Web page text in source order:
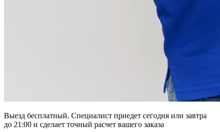
Выезд бесплатный. Специалист приедет сегодня или завтра
до 21:00 и сделает точный расчет вашего заказа